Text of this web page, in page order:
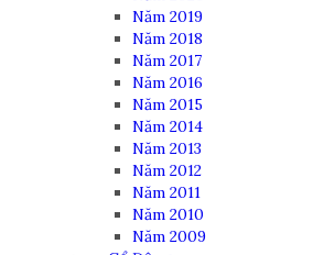
Năm 2019
Năm 2018
Năm 2017
Năm 2016
Năm 2015
Năm 2014
Năm 2013
Năm 2012
Năm 2011
Năm 2010
Năm 2009